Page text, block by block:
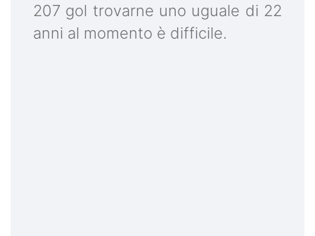
207 gol trovarne uno uguale di 22
anni al momento è difficile.